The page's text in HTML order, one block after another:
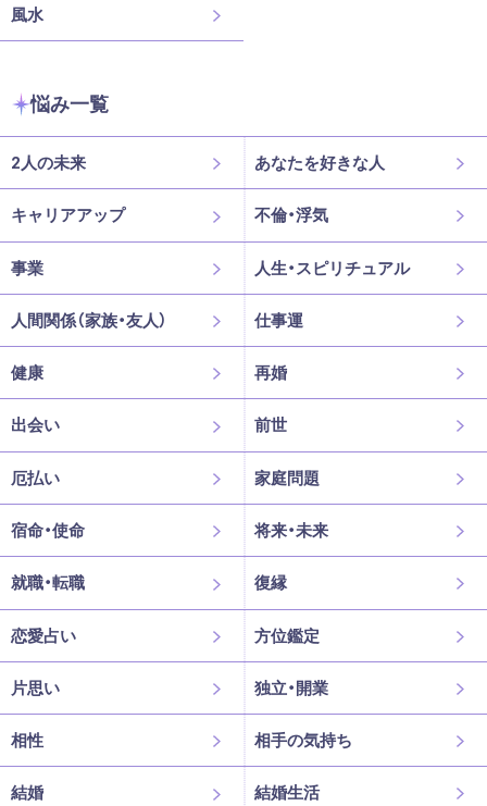
風水
悩み一覧
2人の未来 あなたを好きな人
キャリアアップ 不倫・浮気
事業 人生・スピリチュアル
人間関係（家族・友人） 仕事運
健康 再婚
出会い 前世
厄払い 家庭問題
宿命・使命 将来・未来
就職・転職 復縁
恋愛占い 方位鑑定
片思い 独立・開業
相性 相手の気持ち
結婚 結婚生活